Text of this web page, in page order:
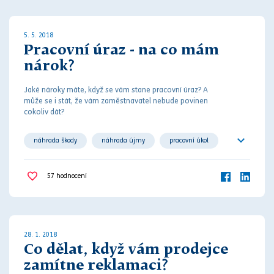
5. 5. 2018
Pracovní úraz - na co mám
nárok?
Jaké nároky máte, když se vám stane pracovní úraz? A
může se i stát, že vám zaměstnavatel nebude povinen
cokoliv dát?
náhrada škody náhrada újmy pracovní úkol
pracovní úraz újma na zdraví zákoník práce
zaměstnanec
57 hodnocení
28. 1. 2018
Co dělat, když vám prodejce
zamítne reklamaci?